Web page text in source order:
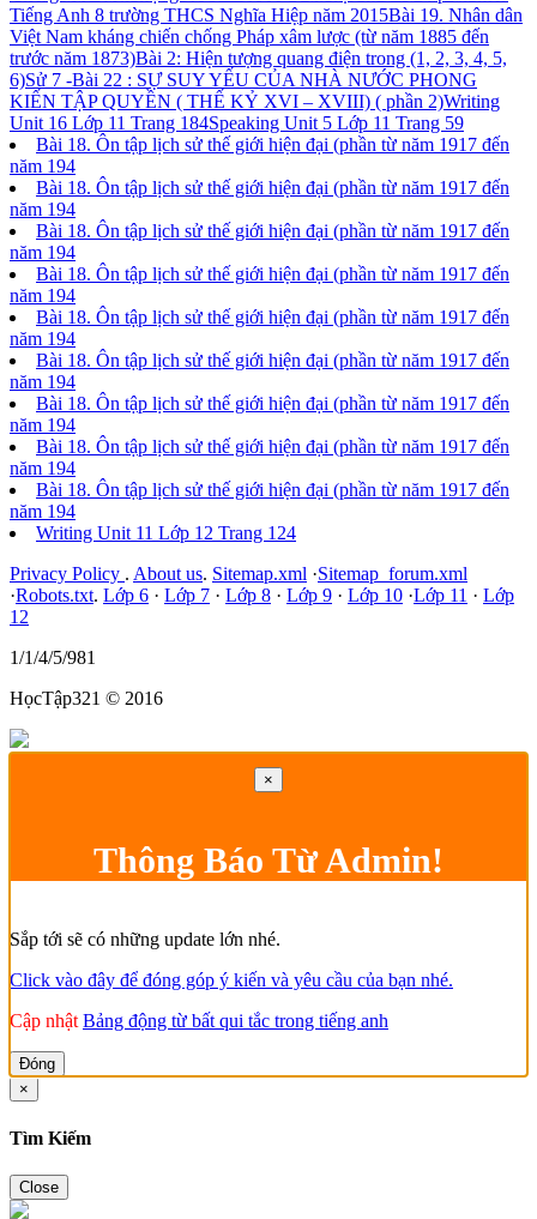
Tiếng Anh 8 trường THCS Nghĩa Hiệp năm 2015Bài 19. Nhân dân
Việt Nam kháng chiến chống Pháp xâm lược (từ năm 1885 đến
trước năm 1873)Bài 2: Hiện tượng quang điện trong (1, 2, 3, 4, 5,
6)Sử 7 -Bài 22 : SỰ SUY YẾU CỦA NHÀ NƯỚC PHONG
KIẾN TẬP QUYỀN ( THẾ KỶ XVI – XVIII) ( phần 2)Writing
Unit 16 Lớp 11 Trang 184Speaking Unit 5 Lớp 11 Trang 59
Bài 18. Ôn tập lịch sử thế giới hiện đại (phần từ năm 1917 đến
năm 194
Bài 18. Ôn tập lịch sử thế giới hiện đại (phần từ năm 1917 đến
năm 194
Bài 18. Ôn tập lịch sử thế giới hiện đại (phần từ năm 1917 đến
năm 194
Bài 18. Ôn tập lịch sử thế giới hiện đại (phần từ năm 1917 đến
năm 194
Bài 18. Ôn tập lịch sử thế giới hiện đại (phần từ năm 1917 đến
năm 194
Bài 18. Ôn tập lịch sử thế giới hiện đại (phần từ năm 1917 đến
năm 194
Bài 18. Ôn tập lịch sử thế giới hiện đại (phần từ năm 1917 đến
năm 194
Bài 18. Ôn tập lịch sử thế giới hiện đại (phần từ năm 1917 đến
năm 194
Bài 18. Ôn tập lịch sử thế giới hiện đại (phần từ năm 1917 đến
năm 194
Writing Unit 11 Lớp 12 Trang 124
Privacy Policy . About us. Sitemap.xml ·Sitemap_forum.xml
·Robots.txt. Lớp 6 · Lớp 7 · Lớp 8 · Lớp 9 · Lớp 10 ·Lớp 11 · Lớp
12
1/1/4/5/981
HọcTập321 © 2016
×
Thông Báo Từ Admin!
Sắp tới sẽ có những update lớn nhé.
Click vào đây để đóng góp ý kiến và yêu cầu của bạn nhé.
Cập nhật Bảng động từ bất qui tắc trong tiếng anh
Đóng
×
Tìm Kiếm
Close